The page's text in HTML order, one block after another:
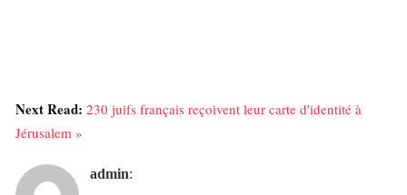
Next Read: 230 juifs français reçoivent leur carte d'identité à
Jérusalem »
admin: